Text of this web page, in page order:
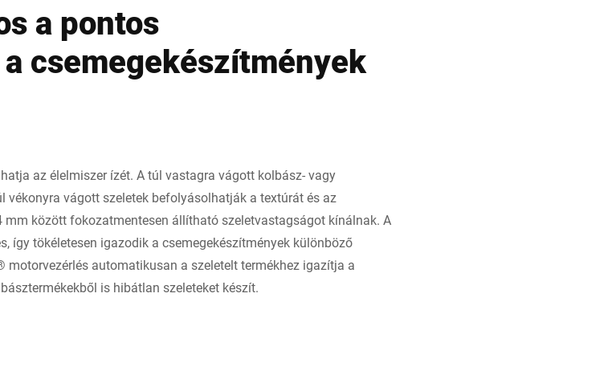
a pontos
csemegekészítmények
az élelmiszer ízét. A túl vastagra vágott kolbász- vagy
vékonyra vágott szeletek befolyásolhatják a textúrát és az
mm között fokozatmentesen állítható szeletvastagságot kínálnak. A
így tökéletesen igazodik a csemegekészítmények különböző
automatikusan a szeletelt termékhez igazítja a
is hibátlan szeleteket készít.